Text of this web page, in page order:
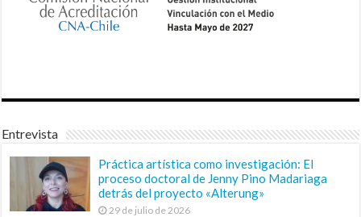
Entrevista
Práctica artística como investigación: El
proceso doctoral de Jenny Pino Madariaga
detrás del proyecto «Alterung»
29 de julio de 2026